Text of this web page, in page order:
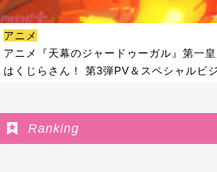
アニメ
アニメ『天幕のジャードゥーガル』第一
はくじらさん！ 第3弾PV＆スペシャルビ
Ranking